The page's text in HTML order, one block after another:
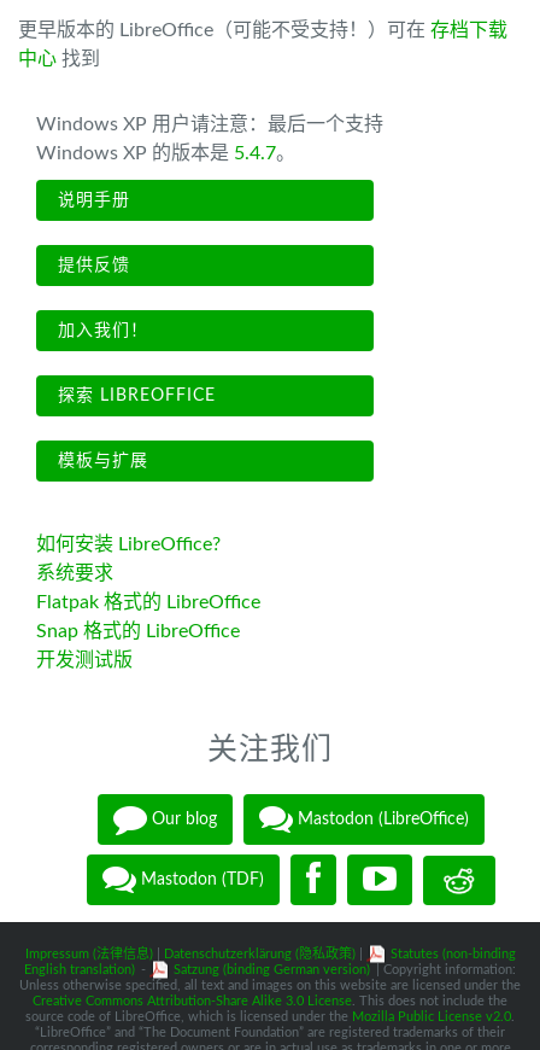
更早版本的 LibreOffice（可能不受支持！）可在 存档下载
中心 找到
Windows XP 用户请注意：最后一个支持
Windows XP 的版本是 5.4.7。
说明手册
提供反馈
加入我们！
探索 LIBREOFFICE
模板与扩展
如何安装 LibreOffice?
系统要求
Flatpak 格式的 LibreOffice
Snap 格式的 LibreOffice
开发测试版
关注我们
Our blog Mastodon (LibreOffice)
Mastodon (TDF)
Impressum (法律信息)| Datenschutzerklärung (隐私政策)|
Statutes (non-binding
English translation) - Satzung (binding German version)
| Copyright information:
Unless otherwise specified, all text and images on this website are licensed under the
Creative Commons Attribution-Share Alike 3.0 License . This does not include the
source code of LibreOffice, which is licensed under the Mozilla Public License v2.0
“LibreOffice” and “The Document Foundation” are registered trademarks of their